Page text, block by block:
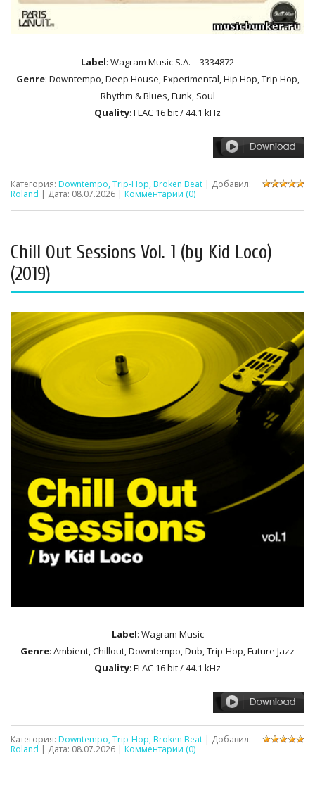
Label: Wagram Music S.A. – 3334872
Genre: Downtempo, Deep House, Experimental, Hip Hop, Trip Hop,
Rhythm & Blues, Funk, Soul
Quality: FLAC 16 bit / 44.1 kHz
Категория: Downtempo, Trip-Hop, Broken Beat | Добавил:
Roland | Дата: 08.07.2026 | Комментарии (0)
Chill Out Sessions Vol. 1 (by Kid Loco)
(2019)
Label: Wagram Music
Genre: Ambient, Chillout, Downtempo, Dub, Trip-Hop, Future Jazz
Quality: FLAC 16 bit / 44.1 kHz
Категория: Downtempo, Trip-Hop, Broken Beat | Добавил:
Roland | Дата: 08.07.2026 | Комментарии (0)